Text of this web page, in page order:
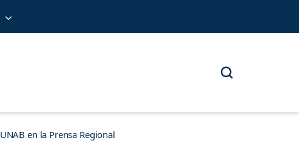
UNAB en la Prensa Regional